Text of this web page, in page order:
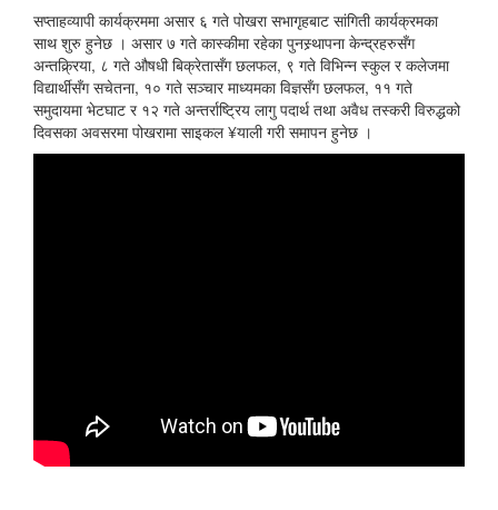
सप्ताहव्यापी कार्यक्रममा असार ६ गते पोखरा सभागृहबाट सांगिती कार्यक्रमका
साथ शुरु हुनेछ । असार ७ गते कास्कीमा रहेका पुनस्र्थापना केन्द्रहरुसँग
अन्तक्र्रिया, ८ गते औषधी बिक्रेतासँग छलफल, ९ गते विभिन्न स्कुल र कलेजमा
विद्यार्थीसँग सचेतना, १० गते सञ्चार माध्यमका विज्ञसँग छलफल, ११ गते
समुदायमा भेटघाट र १२ गते अन्तर्राष्ट्रिय लागु पदार्थ तथा अवैध तस्करी विरुद्धको
दिवसका अवसरमा पोखरामा साइकल ¥याली गरी समापन हुनेछ ।